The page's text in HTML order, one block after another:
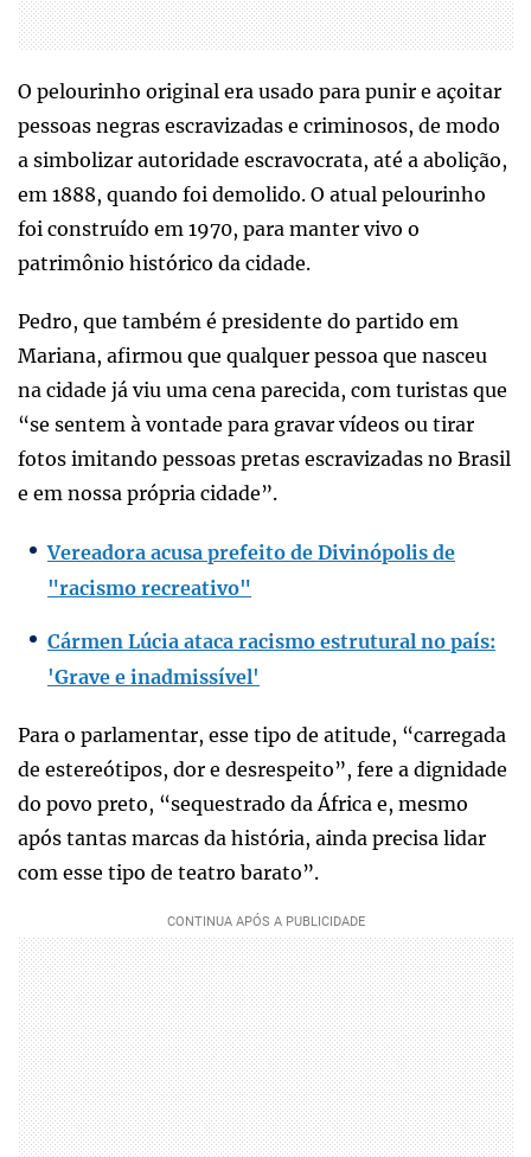
O pelourinho original era usado para punir e açoitar
pessoas negras escravizadas e criminosos, de modo
a simbolizar autoridade escravocrata, até a abolição,
em 1888, quando foi demolido. O atual pelourinho
foi construído em 1970, para manter vivo o
patrimônio histórico da cidade.
Pedro, que também é presidente do partido em
Mariana, afirmou que qualquer pessoa que nasceu
na cidade já viu uma cena parecida, com turistas que
“se sentem à vontade para gravar vídeos ou tirar
fotos imitando pessoas pretas escravizadas no Brasil
e em nossa própria cidade”.
Vereadora acusa prefeito de Divinópolis de
"racismo recreativo"
Cármen Lúcia ataca racismo estrutural no país:
'Grave e inadmissível'
Para o parlamentar, esse tipo de atitude, “carregada
de estereótipos, dor e desrespeito”, fere a dignidade
do povo preto, “sequestrado da África e, mesmo
após tantas marcas da história, ainda precisa lidar
com esse tipo de teatro barato”.